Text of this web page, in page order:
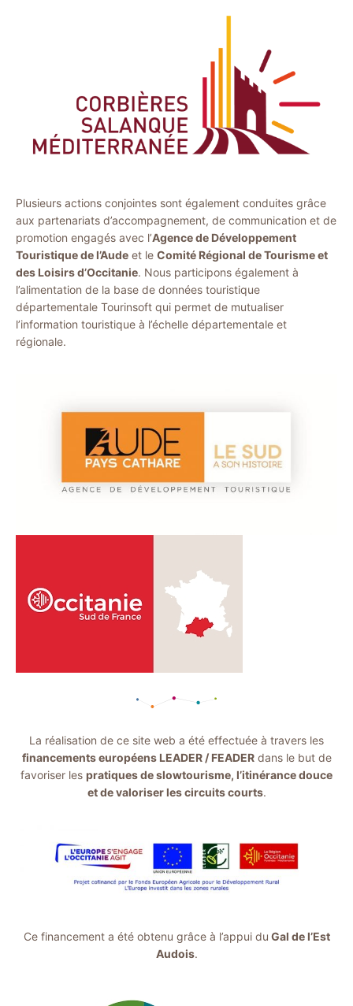
Plusieurs actions conjointes sont également conduites grâce
aux partenariats d’accompagnement, de communication et de
promotion engagés avec l’Agence de Développement
Touristique de l’Aude et le Comité Régional de Tourisme et
des Loisirs d’Occitanie. Nous participons également à
l’alimentation de la base de données touristique
départementale Tourinsoft qui permet de mutualiser
l’information touristique à l’échelle départementale et
régionale.
La réalisation de ce site web a été effectuée à travers les
financements européens LEADER / FEADERdans le but de
favoriser les pratiques de slowtourisme, l’itinérance douce
et de valoriser les circuits courts.
Ce financement a été obtenu grâce à l’appui du Gal de l’Est
Audois.